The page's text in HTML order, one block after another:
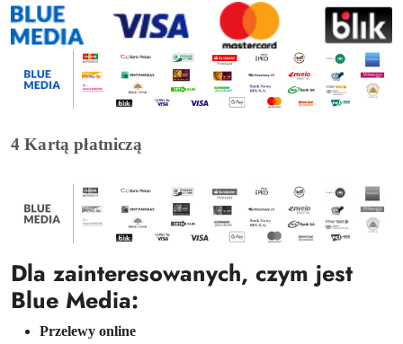
4 Kartą płatniczą
Dla zainteresowanych, czym jest
Blue Media:
Przelewy online